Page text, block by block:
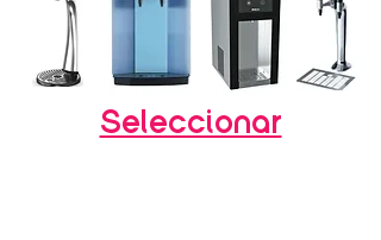
Seleccionar